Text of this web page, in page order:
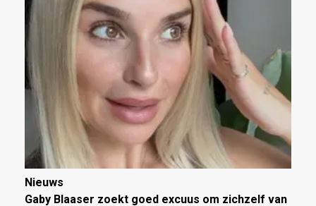
Nieuws
Gaby Blaaser zoekt goed excuus om zichzelf van